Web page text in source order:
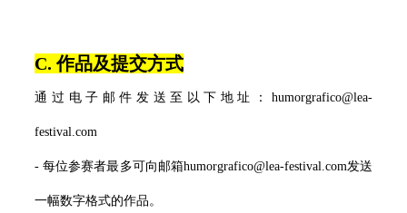
C. 作品及提交方式
通过电子邮件发送至以下地址：humorgrafico@lea-
festival.com
- 每位参赛者最多可向邮箱humorgrafico@lea-festival.com发送
一幅数字格式的作品。